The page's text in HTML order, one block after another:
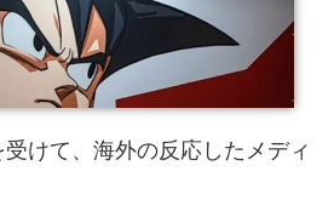
けて、海外の反応したメディ